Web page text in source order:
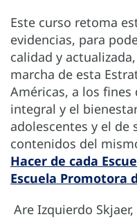
Este curso retoma
evidencias, para
calidad y
marcha de esta
Américas, a los
integral y el
adolescentes y el de
contenidos del
Hacer de cada
Escuela Promotora
Are Izquierdo